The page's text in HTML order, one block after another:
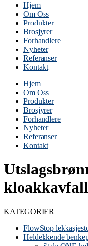
Hjem
Om Oss
Produkter
Brosjyrer
Forhandlere
Nyheter
Referanser
Kontakt
Hjem
Om Oss
Produkter
Brosjyrer
Forhandlere
Nyheter
Referanser
Kontakt
kloakkavfall
KATEGORIER
FlowStop
Heldekkende